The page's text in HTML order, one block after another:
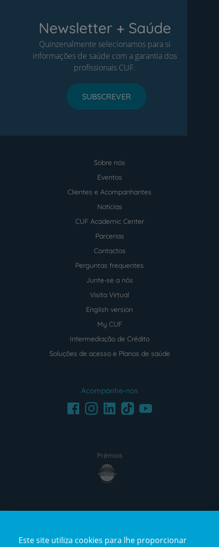
Newsletter + Saúde
Quinzenalmente selecionamos para si
informações de saúde com a garantia dos
profissionais CUF.
SUBSCREVER
Sobre nós
Eventos
Clientes e Acompanhantes
Notícias
CUF Academic Center
Parcerias
Contactos
Perguntas frequentes
Junte-se a nós
Visita Virtual
English version
My CUF
Intermediação de Crédito
Soluções de acesso e Planos de saúde
Acompanhe-nos
FacebookInstagramLinkedInTikTokYoutube
Prémios
award4
certification2certification3
Este site utiliza cookies para lhe proporcionar